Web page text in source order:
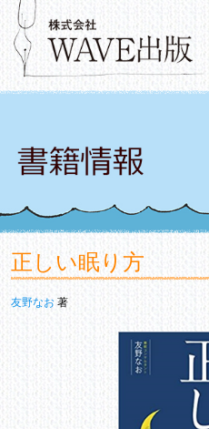
正しい眠り方
友野なお 著